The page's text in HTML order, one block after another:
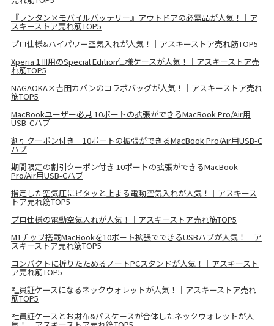
『ランタン×モバイルバッテリー』アウトドアの必需品が人気！｜ア
スキーストア売れ筋TOP5
プロ仕様&ハイパワー空気入れが人気！｜アスキーストア売れ筋TOP5
Xperia 1 III用のSpecial Edition仕様ケースが人気！｜アスキーストア売
れ筋TOP5
NAGAOKA×吉田カバンのコラボバッグが人気！｜アスキーストア売れ
筋TOP5
MacBookユーザー必見 10ポートの拡張ができるMacBook Pro/Air用
USB-Cハブ
割引クーポン付き 10ポートの拡張ができるMacBook Pro/Air用USB-C
ハブ
期間限定の割引クーポン付き 10ポートの拡張ができるMacBook
Pro/Air用USB-Cハブ
指定した空気圧にピタッと止まる電動空気入れが人気！｜アスキース
トア売れ筋TOP5
プロ仕様の電動空気入れが人気！｜アスキーストア売れ筋TOP5
M1チップ搭載MacBookを10ポート拡張でできるUSBハブが人気！｜ア
スキーストア売れ筋TOP5
コンパクトに折りたためるノートPCスタンドが人気！｜アスキースト
ア売れ筋TOP5
社員証ケースになるネックウォレットが人気！｜アスキーストア売れ
筋TOP5
社員証ケースとお財布&パスケースが合体したネックウォレットが人